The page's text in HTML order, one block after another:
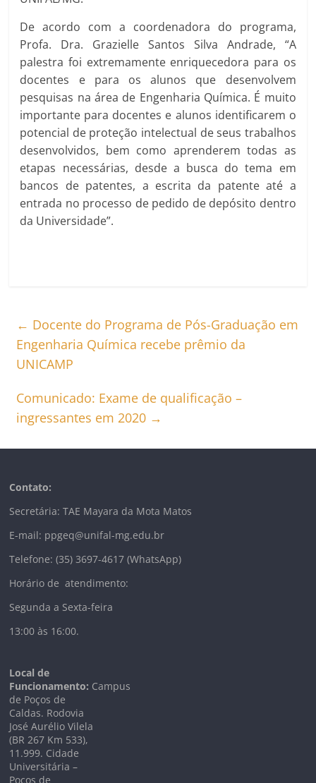
De acordo com a coordenadora do programa,
Profa. Dra. Grazielle Santos Silva Andrade, “A
palestra foi extremamente enriquecedora para os
docentes e para os alunos que desenvolvem
pesquisas na área de Engenharia Química. É muito
importante para docentes e alunos identificarem o
potencial de proteção intelectual de seus trabalhos
desenvolvidos, bem como aprenderem todas as
etapas necessárias, desde a busca do tema em
bancos de patentes, a escrita da patente até a
entrada no processo de pedido de depósito dentro
da Universidade”.
← Docente do Programa de Pós-Graduação em
Engenharia Química recebe prêmio da
UNICAMP
Comunicado: Exame de qualificação –
ingressantes em 2020 →
Contato:
Secretária: TAE Mayara da Mota Matos
E-mail: ppgeq@unifal-mg.edu.br
Telefone: (35) 3697-4617 (WhatsApp)
Horário de atendimento:
Segunda a Sexta-feira
13:00 às 16:00.
Local de
Funcionamento: Campus
de Poços de
Caldas. Rodovia
José Aurélio Vilela
(BR 267 Km 533),
11.999. Cidade
Universitária –
Poços de